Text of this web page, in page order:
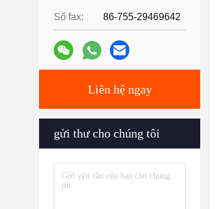
Số fax: 86-755-29469642
Liên hệ ngay
gửi thư cho chúng tôi